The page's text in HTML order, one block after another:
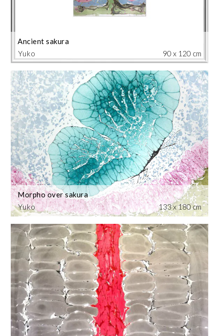
Yuko
Ancient sakura
90 x 120 cm
Yuko
Morpho over sakura
133 x 180 cm